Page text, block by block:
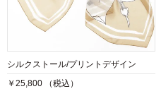
シルクストール/プリントデザイン
￥25,800 （税込）